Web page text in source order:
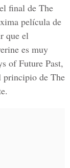
final de The
película de
que el
es muy
of Future Past,
principio de The